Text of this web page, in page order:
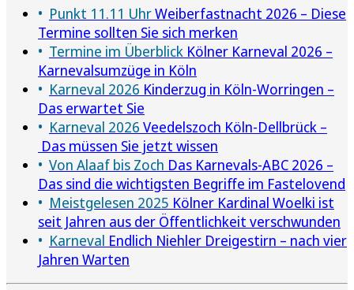
Punkt 11.11 UhrWeiberfastnacht 2026 – Diese
Termine sollten Sie sich merken
Termine im Überblick Kölner Karneval 2026 –
Karnevalsumzüge in Köln
Karneval 2026 Kinderzug in Köln-Worringen –
Das erwartet Sie
Karneval 2026 Veedelszoch Köln-Dellbrück –
Das müssen Sie jetzt wissen
Von Alaaf bis Zoch Das Karnevals-ABC 2026 –
Das sind die wichtigsten Begriffe im Fastelovend
Meistgelesen 2025 Kölner Kardinal Woelki ist
seit Jahren aus der Öffentlichkeit verschwunden
Karneval Endlich Niehler Dreigestirn – nach vier
Jahren Warten